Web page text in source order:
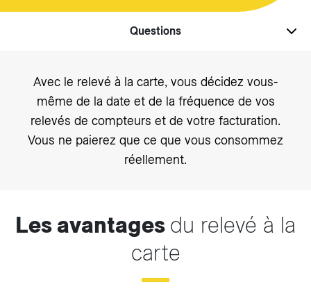
Questions
Avec le relevé à la carte, vous décidez vous-
même de la date et de la fréquence de vos
relevés de compteurs et de votre facturation.
Vous ne paierez que ce que vous consommez
réellement.
Les avantages du relevé à la
carte